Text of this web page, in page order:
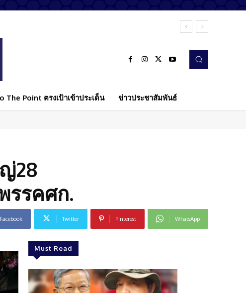
The Point ตรงเป้าเข้าประเด็น ข่าวประชาสัมพันธ์
28
รรคศก.
Facebook Twitter Pinterest WhatsApp
Must Read